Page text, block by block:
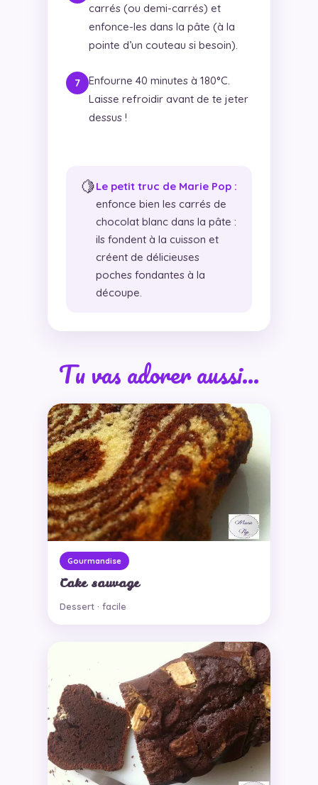
carrés (ou demi-carrés) et
enfonce-les dans la pâte (à la
pointe d’un couteau si besoin).
Enfourne 40 minutes à 180°C.
Laisse refroidir avant de te jeter
dessus !
🍋Le petit truc de Marie Pop :
enfonce bien les carrés de
chocolat blanc dans la pâte :
ils fondent à la cuisson et
créent de délicieuses
poches fondantes à la
découpe.
Tu vas adorer aussi…
Gourmandise
Cake sauvage
Dessert · facile